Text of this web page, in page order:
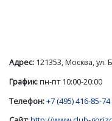
Адрес: 121353, Москва, ул.
График:пн-пт 10:00-20:00
Телефон:+7 (495) 416-85-74